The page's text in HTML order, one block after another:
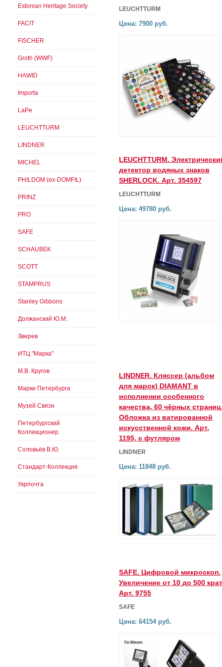
LEUCHTTURM
Цена: 7900 руб.
LEUCHTTURM.
детектор водяных знаков
SHERLOCK. Арт. 354597
LEUCHTTURM
Цена: 49780 руб.
LINDNER. Кляссер (альбом
для марок) DIAMANT в
исполнении особенного
качества, 60 чёрных
Обложка из ватированной
искусственной кожи. Арт.
1195, с футляром
LINDNER
Цена: 11848 руб.
SAFE. Цифровой микроскоп.
Увеличение от 10 до 500
Арт. 9755
SAFE
Цена: 64154 руб.
Estonian Heritage Society
FACIT
FISCHER
Groth (WWF)
HAWID
Importa
LaPe
LEUCHTTURM
LINDNER
MICHEL
PHILDOM (ex-DOMFIL)
PRINZ
PRO
SAFE
SCHAUBEK
SCOTT
STAMPRUS
Stanley Gibbons
Должанский Ю.М.
Зверев
ИТЦ "Марка"
М.В. Кругов
Марки Петербурга
Музей Связи
Петербургский
Коллекционер
Соловьёв В.Ю.
Стандарт-Коллекция
Укрпочта